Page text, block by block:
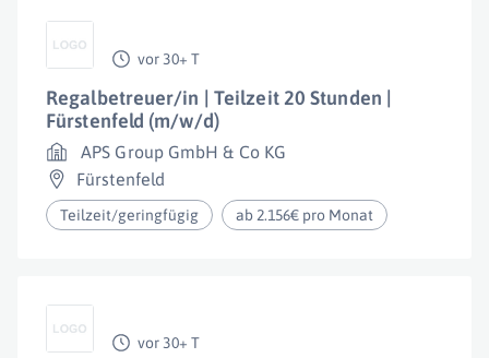
vor 30+ T
Regalbetreuer/in | Teilzeit 20 Stunden |
Fürstenfeld (m/w/d)
APS Group GmbH & Co KG
Fürstenfeld
Teilzeit/geringfügig ab 2.156€ pro Monat
vor 30+ T